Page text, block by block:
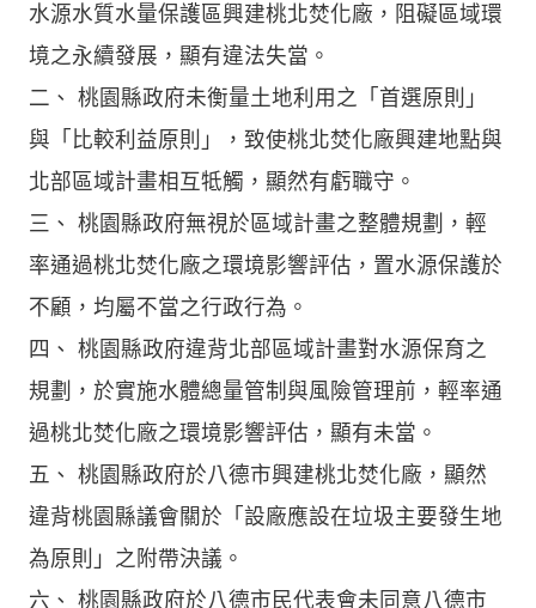
水源水質水量保護區興建桃北焚化廠，阻礙區域環
境之永續發展，顯有違法失當。
二、 桃園縣政府未衡量土地利用之「首選原則」
與「比較利益原則」，致使桃北焚化廠興建地點與
北部區域計畫相互牴觸，顯然有虧職守。
三、 桃園縣政府無視於區域計畫之整體規劃，輕
率通過桃北焚化廠之環境影響評估，置水源保護於
不顧，均屬不當之行政行為。
四、 桃園縣政府違背北部區域計畫對水源保育之
規劃，於實施水體總量管制與風險管理前，輕率通
過桃北焚化廠之環境影響評估，顯有未當。
五、 桃園縣政府於八德市興建桃北焚化廠，顯然
違背桃園縣議會關於「設廠應設在垃圾主要發生地
為原則」之附帶決議。
六、 桃園縣政府於八德市民代表會未同意八德市